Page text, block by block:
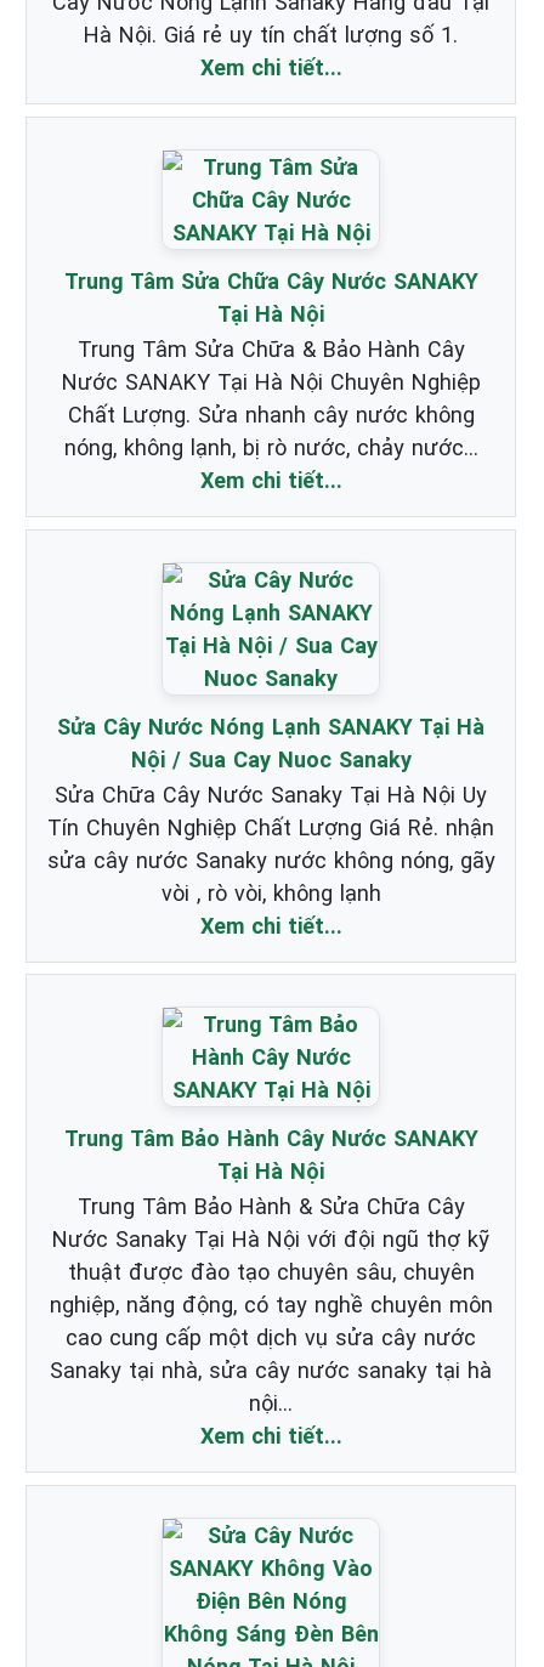
Hà Nội. Giá rẻ uy tín chất lượng số 1.
Xem chi tiết...
Trung Tâm Sửa Chữa Cây Nước SANAKY
Tại Hà Nội
Trung Tâm Sửa Chữa & Bảo Hành Cây
Nước SANAKY Tại Hà Nội Chuyên Nghiệp
Chất Lượng. Sửa nhanh cây nước không
nóng, không lạnh, bị rò nước, chảy nước...
Xem chi tiết...
Sửa Cây Nước Nóng Lạnh SANAKY Tại Hà
Nội / Sua Cay Nuoc Sanaky
Sửa Chữa Cây Nước Sanaky Tại Hà Nội Uy
Tín Chuyên Nghiệp Chất Lượng Giá Rẻ. nhận
sửa cây nước Sanaky nước không nóng, gãy
vòi , rò vòi, không lạnh
Xem chi tiết...
Trung Tâm Bảo Hành Cây Nước SANAKY
Tại Hà Nội
Trung Tâm Bảo Hành & Sửa Chữa Cây
Nước Sanaky Tại Hà Nội với đội ngũ thợ kỹ
thuật được đào tạo chuyên sâu, chuyên
nghiệp, năng động, có tay nghề chuyên môn
cao cung cấp một dịch vụ sửa cây nước
Sanaky tại nhà, sửa cây nước sanaky tại hà
nội...
Xem chi tiết...